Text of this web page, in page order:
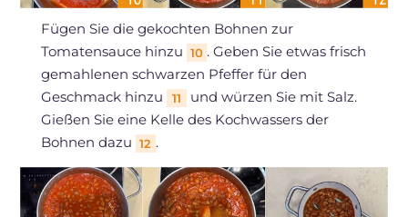
Fügen Sie die gekochten Bohnen zur
Tomatensauce hinzu 10 . Geben Sie etwas frisch
gemahlenen schwarzen Pfeffer für den
Geschmack hinzu
11
und würzen Sie mit Salz.
Gießen Sie eine Kelle des Kochwassers der
Bohnen dazu 12 .